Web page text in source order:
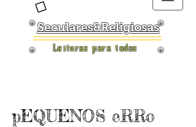
Seculares&Religiosas
Leituras para todos
pEQUENOS eRRo